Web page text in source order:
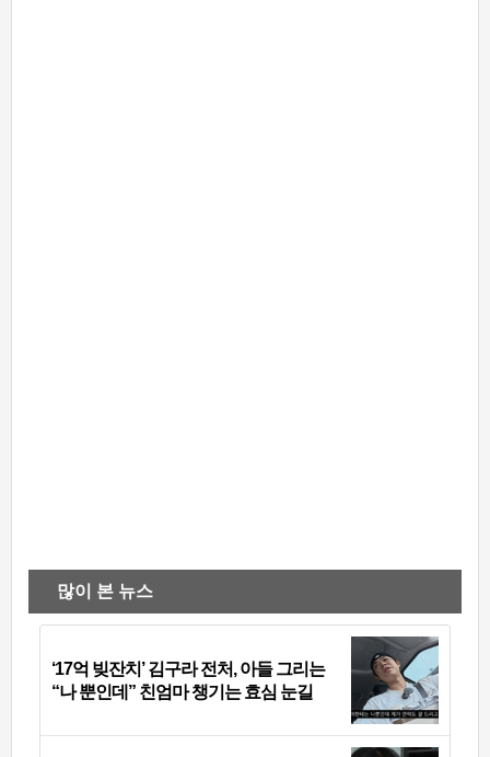
많이 본 뉴스
‘17억 빚잔치’ 김구라 전처, 아들 그리는
“나 뿐인데” 친엄마 챙기는 효심 눈길